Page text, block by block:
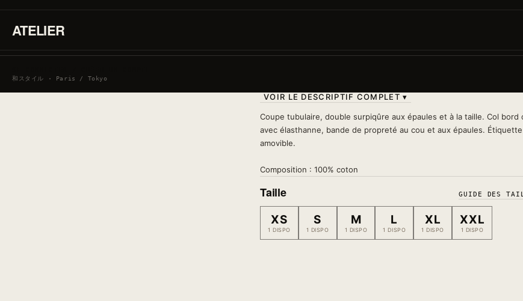
ATELIER
和スタイル · Paris / Tokyo
Coupe · regular— unisexe, épaule tombante
VOIR LE DESCRIPTIF COMPLET ▾
Coupe tubulaire, double surpiqûre aux épaules et à la taille. Col bord
avec élasthanne, bande de propreté au cou et aux épaules. Étiquette
amovible.
Composition : 100% coton
Taille GUIDE DES
XS
1 DISPO
S
1 DISPO
M
1 DISPO
L
1 DISPO
XL
1 DISPO
XXL
1 DISPO